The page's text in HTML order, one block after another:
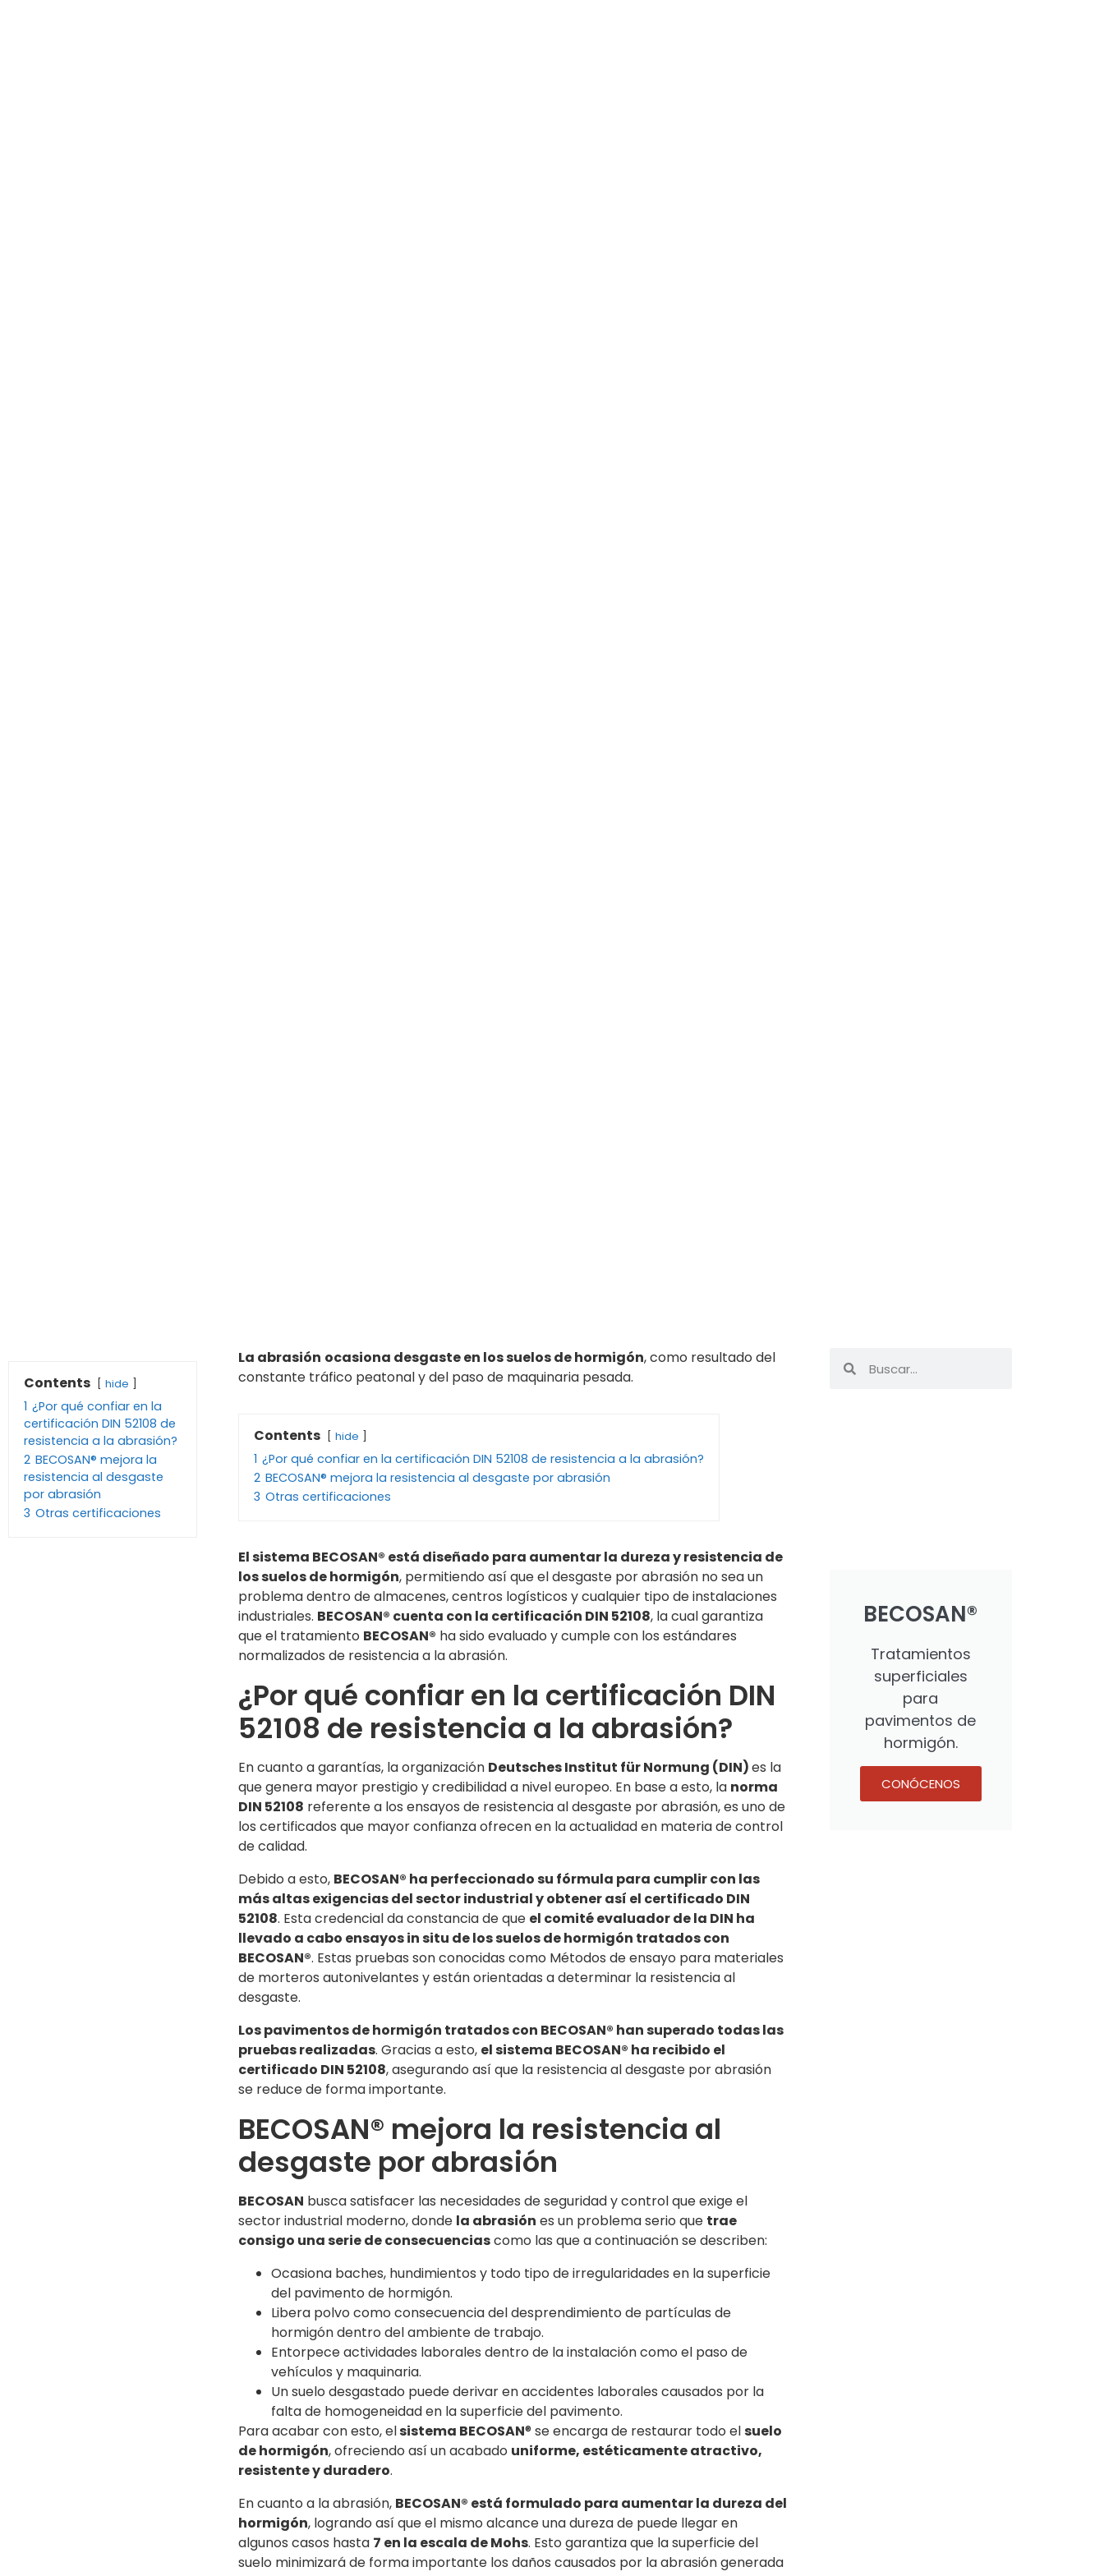
Contents hide
1 ¿Por qué confiar en la
certificación DIN 52108 de
resistencia a la abrasión?
2 BECOSAN® mejora la
resistencia al desgaste
por abrasión
3 Otras certificaciones
La abrasión ocasiona desgaste en los suelos de hormigón, como resultado del
constante tráfico peatonal y del paso de maquinaria pesada.
Contents hide
1 ¿Por qué confiar en la certificación DIN 52108 de resistencia a la abrasión?
2 BECOSAN® mejora la resistencia al desgaste por abrasión
3 Otras certificaciones
El sistema BECOSAN® está diseñado para aumentar la dureza y resistencia de
los suelos de hormigón, permitiendo así que el desgaste por abrasión no sea un
problema dentro de almacenes, centros logísticos y cualquier tipo de instalaciones
industriales. BECOSAN® cuenta con la certificación DIN 52108, la cual garantiza
que el tratamiento BECOSAN® ha sido evaluado y cumple con los estándares
normalizados de resistencia a la abrasión.
¿Por qué confiar en la certificación DIN
52108 de resistencia a la abrasión?
En cuanto a garantías, la organización Deutsches Institut für Normung (DIN)es la
que genera mayor prestigio y credibilidad a nivel europeo. En base a esto, la norma
DIN 52108 referente a los ensayos de resistencia al desgaste por abrasión, es uno de
los certificados que mayor confianza ofrecen en la actualidad en materia de control
de calidad.
Debido a esto, BECOSAN® ha perfeccionado su fórmula para cumplir con las
más altas exigencias del sector industrial y obtener así el certificado DIN
52108. Esta credencial da constancia de que el comité evaluador de la DIN ha
llevado a cabo ensayos in situ de los suelos de hormigón tratados con
BECOSAN®. Estas pruebas son conocidas como Métodos de ensayo para materiales
de morteros autonivelantes y están orientadas a determinar la resistencia al
desgaste.
Los pavimentos de hormigón tratados con BECOSAN® han superado todas las
pruebas realizadas. Gracias a esto, el sistema BECOSAN® ha recibido el
certificado DIN 52108, asegurando así que la resistencia al desgaste por abrasión
se reduce de forma importante.
BECOSAN® mejora la resistencia al
desgaste por abrasión
BECOSAN busca satisfacer las necesidades de seguridad y control que exige el
sector industrial moderno, donde la abrasión es un problema serio que trae
consigo una serie de consecuenciascomo las que a continuación se describen:
Ocasiona baches, hundimientos y todo tipo de irregularidades en la superficie
del pavimento de hormigón.
Libera polvo como consecuencia del desprendimiento de partículas de
hormigón dentro del ambiente de trabajo.
Entorpece actividades laborales dentro de la instalación como el paso de
vehículos y maquinaria.
Un suelo desgastado puede derivar en accidentes laborales causados por la
falta de homogeneidad en la superficie del pavimento.
Para acabar con esto, elsistema BECOSAN® se encarga de restaurar todo elsuelo
de hormigón, ofreciendo así un acabado uniforme, estéticamente atractivo,
resistente y duradero.
En cuanto a la abrasión, BECOSAN® está formulado para aumentar la dureza del
hormigón, logrando así que el mismo alcance una dureza de puede llegar en
algunos casos hasta 7 en la escala de Mohs. Esto garantiza que la superficie del
suelo minimizará de forma importante los daños causados por la abrasión generada
BECOSAN®
Tratamientos
superficiales
para
pavimentos de
hormigón.
CONÓCENOS